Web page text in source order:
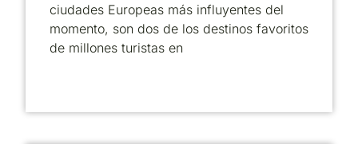
ciudades Europeas más influyentes del
momento, son dos de los destinos favoritos
de millones turistas en